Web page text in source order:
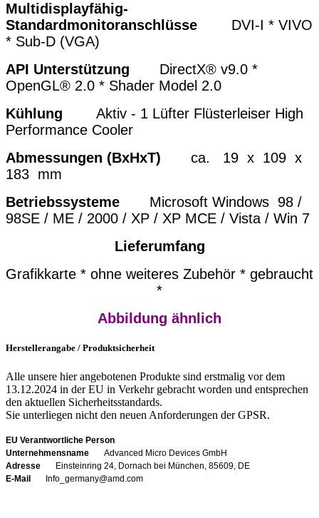
Multidisplayfähig-
Standardmonitoranschlüsse
DVI-I * VIVO
* Sub-D (VGA)
API Unterstützung
DirectX® v9.0 *
OpenGL® 2.0 * Shader Model 2.0
Kühlung
Aktiv - 1 Lüfter Flüsterleiser High
Performance Cooler
Abmessungen (BxHxT)
ca. 19 x 109 x
183 mm
Betriebssysteme
Microsoft Windows 98 /
98SE / ME / 2000 / XP / XP MCE / Vista / Win 7
Lieferumfang
Grafikkarte * ohne weiteres Zubehör * gebraucht
*
Abbildung ähnlich
Herstellerangabe / Produktsicherheit
Alle unsere hier angebotenen Produkte sind erstmalig vor dem
13.12.2024 in der EU in Verkehr gebracht worden und entsprechen
den aktuellen Sicherheitsstandards.
Sie unterliegen nicht den neuen Anforderungen der GPSR.
EU Verantwortliche Person
Unternehmensname Advanced Micro Devices GmbH
Adresse Einsteinring 24, Dornach bei München, 85609, DE
E-Mail Info_germany@amd.com